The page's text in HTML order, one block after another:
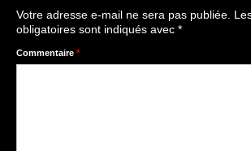
Votre adresse e-mail ne sera pas publiée.
obligatoires sont indiqués avec *
Commentaire *